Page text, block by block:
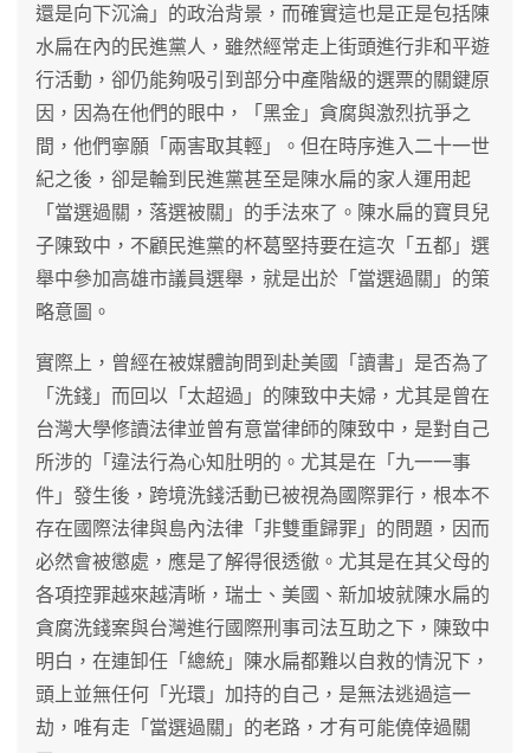
還是向下沉淪」的政治背景，而確實這也是正是包括陳
水扁在內的民進黨人，雖然經常走上街頭進行非和平遊
行活動，卻仍能夠吸引到部分中產階級的選票的關鍵原
因，因為在他們的眼中，「黑金」貪腐與激烈抗爭之
間，他們寧願「兩害取其輕」。但在時序進入二十一世
紀之後，卻是輪到民進黨甚至是陳水扁的家人運用起
「當選過關，落選被關」的手法來了。陳水扁的寶貝兒
子陳致中，不顧民進黨的杯葛堅持要在這次「五都」選
舉中參加高雄市議員選舉，就是出於「當選過關」的策
略意圖。
實際上，曾經在被媒體詢問到赴美國「讀書」是否為了
「洗錢」而回以「太超過」的陳致中夫婦，尤其是曾在
台灣大學修讀法律並曾有意當律師的陳致中，是對自己
所涉的「違法行為心知肚明的。尤其是在「九一一事
件」發生後，跨境洗錢活動已被視為國際罪行，根本不
存在國際法律與島內法律「非雙重歸罪」的問題，因而
必然會被懲處，應是了解得很透徹。尤其是在其父母的
各項控罪越來越清晰，瑞士、美國、新加坡就陳水扁的
貪腐洗錢案與台灣進行國際刑事司法互助之下，陳致中
明白，在連卸任「總統」陳水扁都難以自救的情況下，
頭上並無任何「光環」加持的自己，是無法逃過這一
劫，唯有走「當選過關」的老路，才有可能僥倖過關